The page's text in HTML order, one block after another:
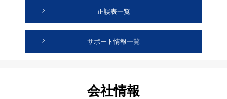
正誤表一覧
サポート情報一覧
会社情報